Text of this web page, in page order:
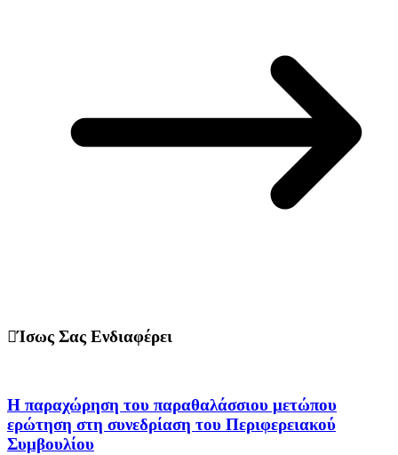
Ίσως Σας Ενδιαφέρει
Η παραχώρηση του παραθαλάσσιου μετώπου
ερώτηση στη συνεδρίαση του Περιφερειακού
Συμβουλίου